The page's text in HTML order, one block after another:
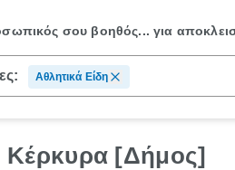
σου βοηθός...για
Αθλητικά Είδη
Κέρκυρα [Δήμος]